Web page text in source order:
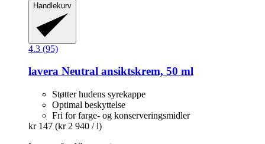
Handlekurv
4.3 (95)
lavera Neutral ansiktskrem, 50 ml
Støtter hudens syrekappe
Optimal beskyttelse
Fri for farge- og konserveringsmidler
kr 147 (kr 2 940 / l)